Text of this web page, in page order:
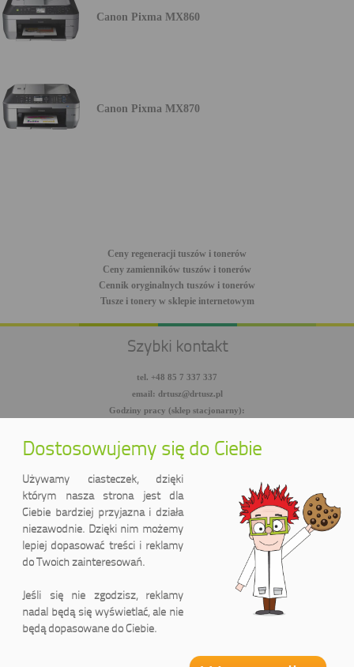
Canon Pixma MX860
Canon Pixma MX870
Ceny regeneracji tuszów i tonerów
Ceny zamienników tuszów i tonerów
Cennik oryginalnych tuszów i tonerów
Tusze i tonery w sklepie internetowym
Szybki kontakt
tel. +48 85 7 337 337
email: drtusz@drtusz.pl
Godziny pracy (sklep stacjonarny):
facebook.com/DrTusz
youtube.com/DrTusz
DrTusz Sp. z o.o.
(Pasaż handlowy LIDER)
Dostosowujemy się do Ciebie
Używamy ciasteczek, dzięki
którym nasza strona jest dla
Ciebie bardziej przyjazna i działa
niezawodnie. Dzięki nim możemy
lepiej dopasować treści i reklamy
do Twoich zainteresowań.
Jeśli się nie zgodzisz, reklamy
nadal będą się wyświetlać, ale nie
będą dopasowane do Ciebie.